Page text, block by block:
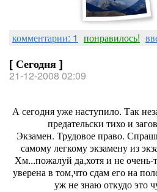
комментарии: 1 понравилось!
[ Сегодня ]
21-12-2008 02:09
А сегодня уже наступило. Так
предательски тихо и
Экзамен. Трудовое право.
самому легкому экзамену из
Хм...пожалуй да,хотя и не очень-
уверена в том,что сдам его на
уж не знаю откудо это